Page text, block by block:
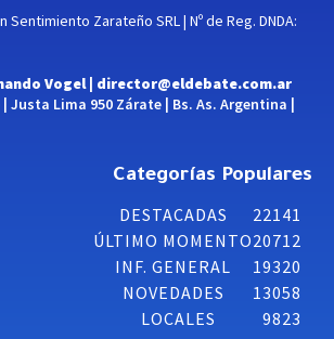
Sentimiento Zarateño SRL | Nº de Reg. DNDA:
Vogel | director@eldebate.com.ar
Justa Lima 950 Zárate | Bs. As. Argentina |
Categorías Populares
DESTACADAS
22141
ÚLTIMO MOMENTO20712
INF. GENERAL
19320
NOVEDADES
13058
LOCALES
9823